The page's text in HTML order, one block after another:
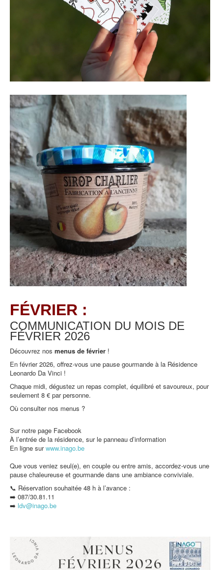
FÉVRIER :
COMMUNICATION DU MOIS DE
FÉVRIER 2026
Découvrez nos menus de février !
En février 2026, offrez-vous une pause gourmande à la Résidence
Leonardo Da Vinci !
Chaque midi, dégustez un repas complet, équilibré et savoureux, pour
seulement 8 € par personne.
Où consulter nos menus ?
Sur notre page Facebook
À l’entrée de la résidence, sur le panneau d’information
En ligne surwww.inago.be
Que vous veniez seul(e), en couple ou entre amis, accordez-vous une
pause chaleureuse et gourmande dans une ambiance conviviale.
📞 Réservation souhaitée 48 h à l’avance :
➡️ 087/30.81.11
➡️ ldv@inago.be